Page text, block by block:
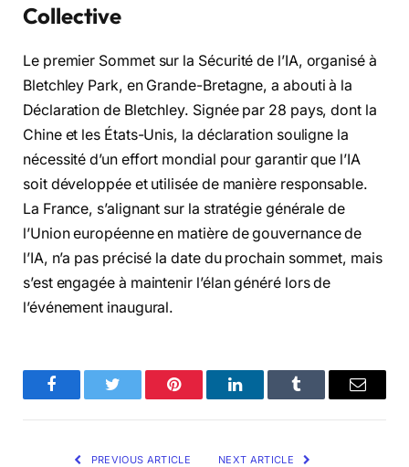
Collective
Le premier Sommet sur la Sécurité de l’IA, organisé à
Bletchley Park, en Grande-Bretagne, a abouti à la
Déclaration de Bletchley. Signée par 28 pays, dont la
Chine et les États-Unis, la déclaration souligne la
nécessité d’un effort mondial pour garantir que l’IA
soit développée et utilisée de manière responsable.
La France, s’alignant sur la stratégie générale de
l’Union européenne en matière de gouvernance de
l’IA, n’a pas précisé la date du prochain sommet, mais
s’est engagée à maintenir l’élan généré lors de
l’événement inaugural.
FacebookTwitter Pinterest LinkedInTumblr Email
PREVIOUS ARTICLE NEXT ARTICLE